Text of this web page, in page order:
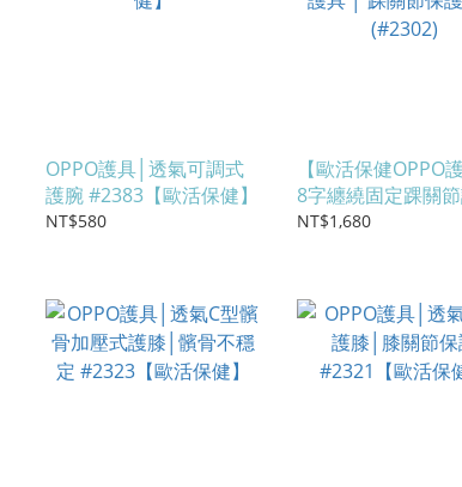
OPPO護具│透氣可調式
護腕 #2383【歐活保健】
NT$580
【歐活保健OPPO
8字纏繞固定踝關
│ 踝關節保護穩定
NT$1,680